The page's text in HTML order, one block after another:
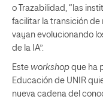
o Trazabilidad, “las
facilitar la transición
vayan evolucionando
de la IA”.
Este workshop que ha
Educación de UNIR
nueva cadena del